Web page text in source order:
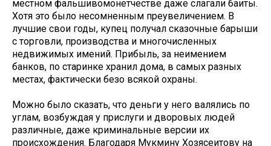
местном фальшивомонетчестве даже слагали баиты.
Хотя это было несомненным преувеличением. В
лучшие свои годы, купец получал сказочные барыши
с торговли, производства и многочисленных
недвижимых имений. Прибыль, за неимением
банков, по старинке хранил дома, в самых разных
местах, фактически безо всякой охраны.
Можно было сказать, что деньги у него валялись по
углам, возбуждая у прислуги и дворовых людей
различные, даже криминальные версии их
происхождения. Благодаря Мукмину Хозясеитову на